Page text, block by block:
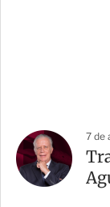
7 de